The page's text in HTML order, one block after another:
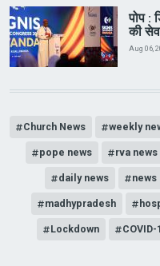
पोप :
की
Aug 06,
Church News weekly
pope news rva news
daily news news
madhypradesh
Lockdown COVID-